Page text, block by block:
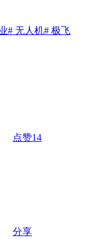
# 无人机# 极飞
点赞14
分享